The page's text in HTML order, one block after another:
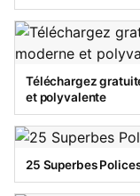
Téléchargez
et polyvalente
25 Superbes